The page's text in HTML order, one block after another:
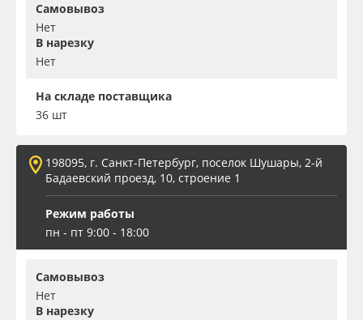
Самовывоз
Нет
В нарезку
Нет
На складе поставщика
36 шт
198095, г. Санкт-Петербург, поселок Шушары, 2-й
Бадаевский проезд, 10, строение 1
Режим работы
пн - пт 9:00 - 18:00
Самовывоз
Нет
В нарезку